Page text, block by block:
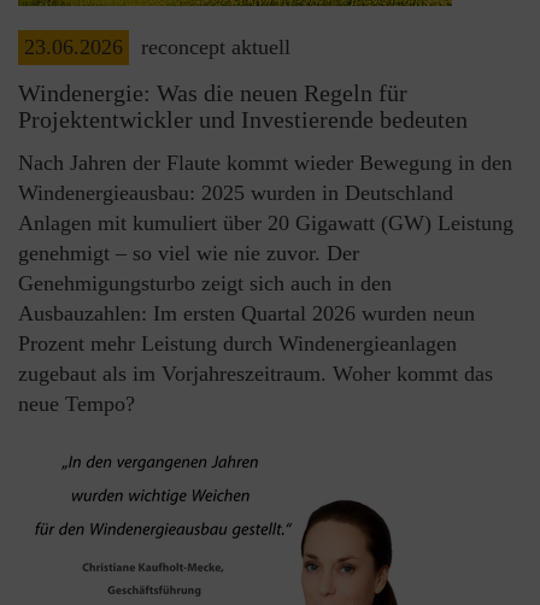
23.06.2026 reconcept aktuell
Windenergie: Was die neuen Regeln für
Projektentwickler und Investierende bedeuten
Nach Jahren der Flaute kommt wieder Bewegung in den
Windenergieausbau: 2025 wurden in Deutschland
Anlagen mit kumuliert über 20 Gigawatt (GW) Leistung
genehmigt – so viel wie nie zuvor. Der
Genehmigungsturbo zeigt sich auch in den
Ausbauzahlen: Im ersten Quartal 2026 wurden neun
Prozent mehr Leistung durch Windenergieanlagen
zugebaut als im Vorjahreszeitraum. Woher kommt das
neue Tempo?